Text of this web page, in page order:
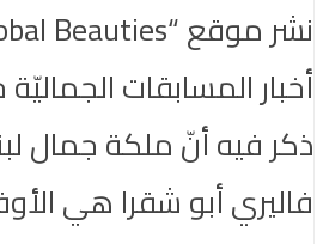
أخبار المسابقات
فاليري أبو شقرا هي